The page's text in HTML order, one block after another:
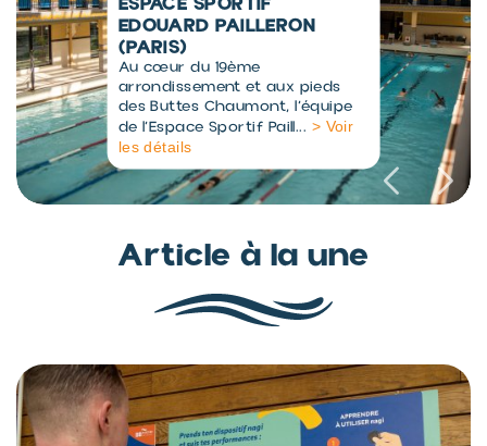
CENTRE AQUALUDIQUE L'O
(ORLÉANS)
Le centre aqualudique L’O
convient aux familles comme
aux sportifs. La piscine est
située au centre... > Voir les
détails
Article à la une